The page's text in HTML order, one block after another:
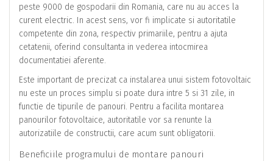
peste 9000 de gospodarii din Romania, care nu au acces la
curent electric. In acest sens, vor fi implicate si autoritatile
competente din zona, respectiv primariile, pentru a ajuta
cetatenii, oferind consultanta in vederea intocmirea
documentatiei aferente.
Este important de precizat ca instalarea unui sistem fotovoltaic
nu este un proces simplu si poate dura intre 5 si 31 zile, in
functie de tipurile de panouri. Pentru a facilita montarea
panourilor fotovoltaice, autoritatile vor sa renunte la
autorizatiile de constructii, care acum sunt obligatorii.
Beneficiile programului de montare panouri